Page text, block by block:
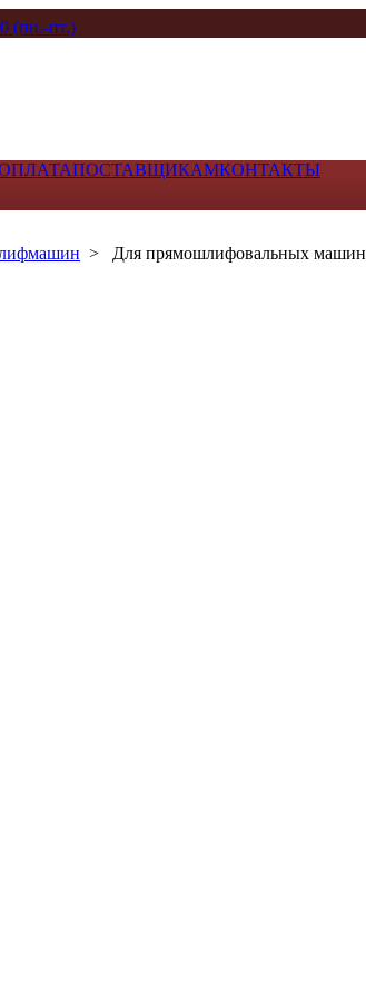
(пн.-пт.)
ПОСТАВЩИКАМКОНТАКТЫ
> Для прямошлифовальных машин